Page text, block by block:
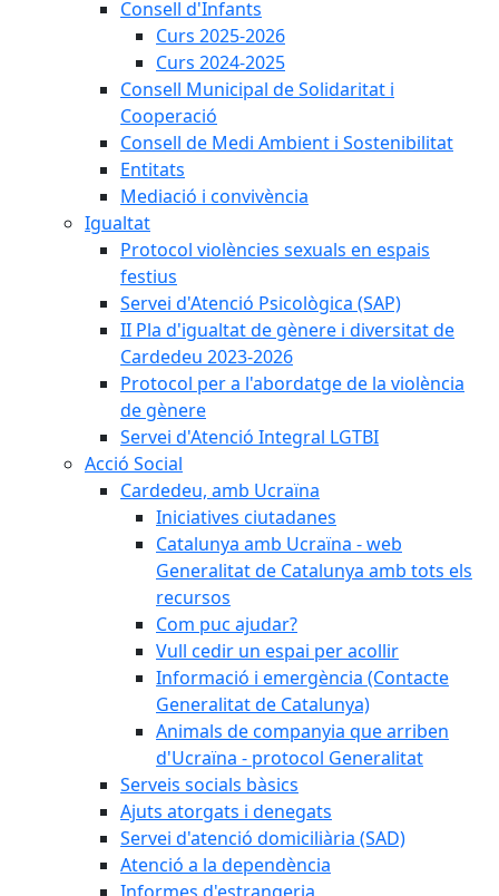
Consell d'Infants
Curs 2025-2026
Curs 2024-2025
Consell Municipal de Solidaritat i
Cooperació
Consell de Medi Ambient i Sostenibilitat
Entitats
Mediació i convivència
Igualtat
Protocol violències sexuals en espais
festius
Servei d'Atenció Psicològica (SAP)
II Pla d'igualtat de gènere i diversitat de
Cardedeu 2023-2026
Protocol per a l'abordatge de la violència
de gènere
Servei d'Atenció Integral LGTBI
Acció Social
Cardedeu, amb Ucraïna
Iniciatives ciutadanes
Catalunya amb Ucraïna - web
Generalitat de Catalunya amb tots els
recursos
Com puc ajudar?
Vull cedir un espai per acollir
Informació i emergència (Contacte
Generalitat de Catalunya)
Animals de companyia que arriben
d'Ucraïna - protocol Generalitat
Serveis socials bàsics
Ajuts atorgats i denegats
Servei d'atenció domiciliària (SAD)
Atenció a la dependència